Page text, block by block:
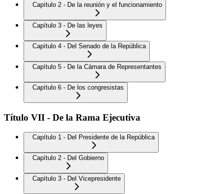
Capítulo 2 - De la reunión y el funcionamiento
Capítulo 3 - De las leyes
Capítulo 4 - Del Senado de la República
Capítulo 5 - De la Cámara de Representantes
Capítulo 6 - De los congresistas
Título VII - De la Rama Ejecutiva
Capítulo 1 - Del Presidente de la República
Capítulo 2 - Del Gobierno
Capítulo 3 - Del Vicepresidente